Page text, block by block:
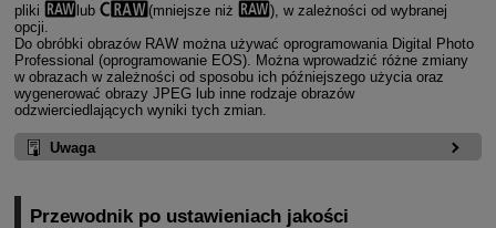
pliki
lub (mniejsze niż
), w zależności od wybranej
opcji.
Do obróbki obrazów RAW można używać oprogramowania Digital Photo
Professional (oprogramowanie EOS). Można wprowadzić różne zmiany
w obrazach w zależności od sposobu ich późniejszego użycia oraz
wygenerować obrazy JPEG lub inne rodzaje obrazów
odzwierciedlających wyniki tych zmian.
Uwaga
Przewodnik po ustawieniach jakości